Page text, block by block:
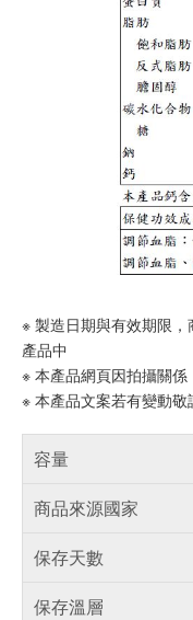
※ 製造日期與有效期限
產品中
※ 本產品網頁因拍攝關
※ 本產品文案若有變動
容量
商品來源國家
保存天數
保存溫層